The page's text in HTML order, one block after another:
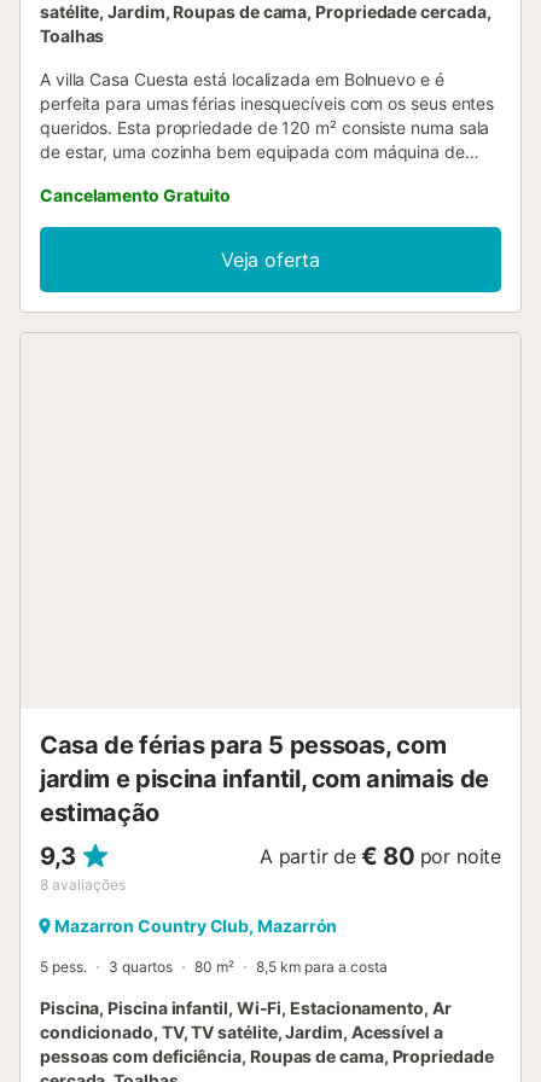
satélite, Jardim, Roupas de cama, Propriedade cercada,
Toalhas
A villa Casa Cuesta está localizada em Bolnuevo e é
perfeita para umas férias inesquecíveis com os seus entes
queridos. Esta propriedade de 120 m² consiste numa sala
de estar, uma cozinha bem equipada com máquina de
portanto, acomodar 6 pessoas. Outras comodidades
incluem Wi-Fi, TV satélite, ar condicionado, bem como uma
máquina de lavar roupa. Uma cama de bebé e uma
cadeira alta estão também disponíveis. O ponto alto deste
alojamento é a sua área exterior privada com piscina, um
Cancelamento Gratuito
Veja oferta
Casa de férias para 5 pessoas, com
jardim e piscina infantil, com animais de
estimação
9,3
8 avaliações
A partir de € 80 por noite
Mazarron Country Club, Mazarrón
5 pess. 3 quartos 80 m² 8,5 km para a costa
Piscina, Piscina infantil, Wi-Fi, Estacionamento, Ar
condicionado, TV, TV satélite, Jardim, Acessível a
pessoas com deficiência, Roupas de cama, Propriedade